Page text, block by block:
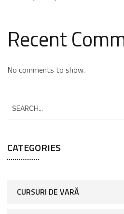
Recent
No comments to show.
CATEGORIES
CURSURI DE VARĂ